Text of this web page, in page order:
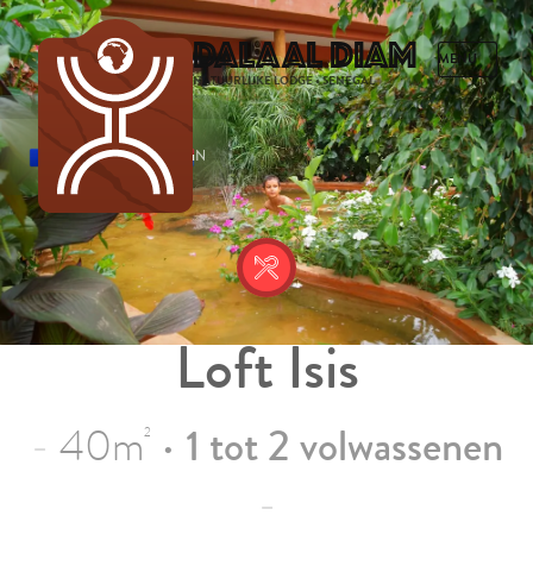
FRANSENGELSSPAANSNEDERLANDS
Dalaal Diam
NATUURLIJKE LODGE • SENEGAL
Loft Isis
40m2 • 1 tot 2 volwassenen